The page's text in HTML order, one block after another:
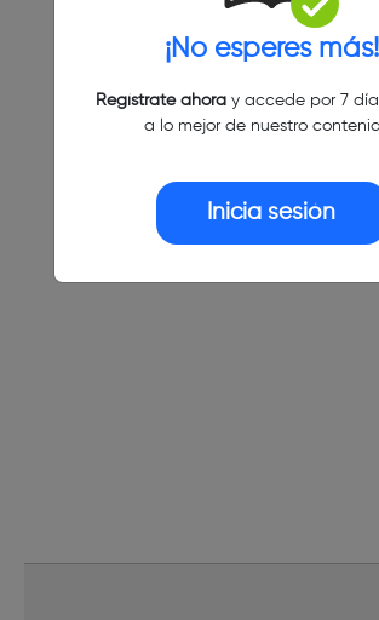
¡No esperes más!
Regístrate ahoray accede por 7
a lo mejor de nuestro
Inicia sesión